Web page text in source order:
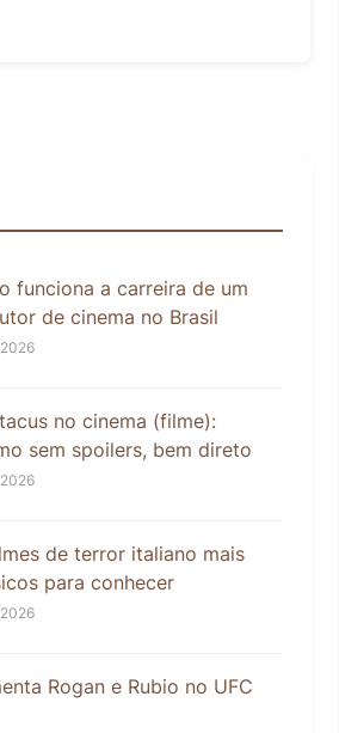
funciona a carreira de um
de cinema no Brasil
no cinema (filme):
sem spoilers, bem direto
de terror italiano mais
para conhecer
Rogan e Rubio no UFC